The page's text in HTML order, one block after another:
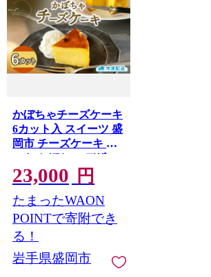
かぼちゃチーズケーキ
6カット入 スイーツ 盛
岡市 チーズケーキ カ
ット かぼちゃ デザー
ト スイーツ お菓子 ケ
ーキ 冷凍 岩手県 盛岡
市
23,000 円
たまったWAON
POINTで寄附でき
る！
岩手県盛岡市